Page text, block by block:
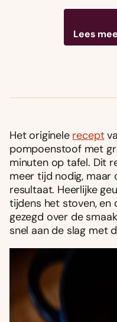
Lees
Het originele recept
pompoenstoof met
minuten op tafel. Dit
meer tijd nodig,
resultaat. Heerlijke
tijdens het stoven, en
gezegd over de
snel aan de slag met